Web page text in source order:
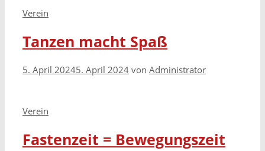
Kategorien
Verein
Tanzen macht Spaß
5. April 20245. April 2024 von Administrator
Kategorien
Verein
Fastenzeit = Bewegungszeit